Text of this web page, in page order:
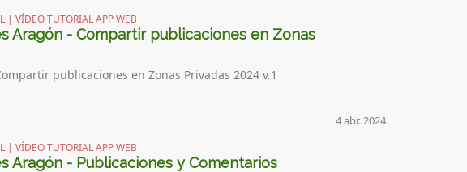
| VÍDEO TUTORIAL APP WEB
Aragón - Compartir publicaciones en Zonas
publicaciones en Zonas Privadas 2024 v.1
4 abr. 2024
| VÍDEO TUTORIAL APP WEB
Aragón - Publicaciones y Comentarios